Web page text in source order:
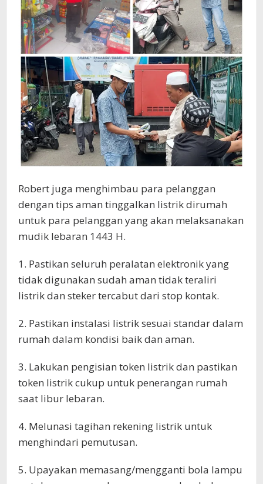
Robert juga menghimbau para pelanggan
dengan tips aman tinggalkan listrik dirumah
untuk para pelanggan yang akan melaksanakan
mudik lebaran 1443 H.
1. Pastikan seluruh peralatan elektronik yang
tidak digunakan sudah aman tidak teraliri
listrik dan steker tercabut dari stop kontak.
2. Pastikan instalasi listrik sesuai standar dalam
rumah dalam kondisi baik dan aman.
3. Lakukan pengisian token listrik dan pastikan
token listrik cukup untuk penerangan rumah
saat libur lebaran.
4. Melunasi tagihan rekening listrik untuk
menghindari pemutusan.
5. Upayakan memasang/mengganti bola lampu